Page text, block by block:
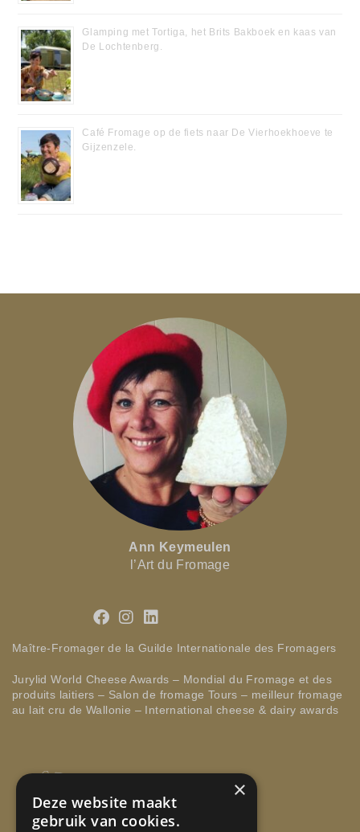
Glamping met Tortiga, het Brits Bakboek en kaas van
De Lochtenberg.
Café Fromage op de fiets naar De Vierhoekhoeve te
Gijzenzele.
Ann Keymeulen
l’Art du Fromage
Maître-Fromager de la Guilde Internationale des Fromagers
Jurylid World Cheese Awards – Mondial du Fromage et des
produits laitiers – Salon de fromage Tours – meilleur fromage
au lait cru de Wallonie – International cheese & dairy awards
×
Deze website maakt
gebruik van cookies.